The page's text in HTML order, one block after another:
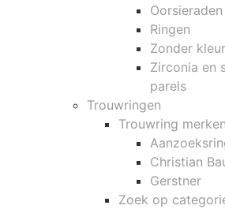
Oorsieraden
Ringen
Zonder
Zirconia en
parels
Trouwringen
Trouwring merken
Christian
Gerstner
Zoek op